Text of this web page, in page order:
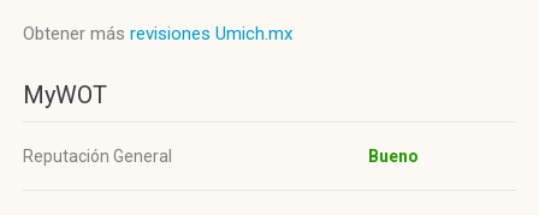
Obtener más revisiones Umich.mx
MyWOT
Reputación General Bueno